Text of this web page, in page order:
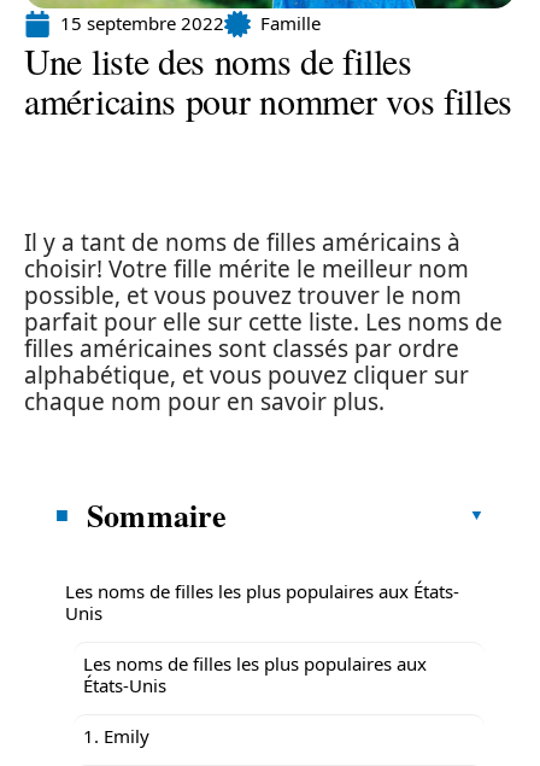
15 septembre 2022 Famille
Une liste des noms de filles
américains pour nommer vos filles
Il y a tant de noms de filles américains à
choisir! Votre fille mérite le meilleur nom
possible, et vous pouvez trouver le nom
parfait pour elle sur cette liste. Les noms de
filles américaines sont classés par ordre
alphabétique, et vous pouvez cliquer sur
chaque nom pour en savoir plus.
Sommaire
Les noms de filles les plus populaires aux États-
Unis
Les noms de filles les plus populaires aux
États-Unis
1. Emily